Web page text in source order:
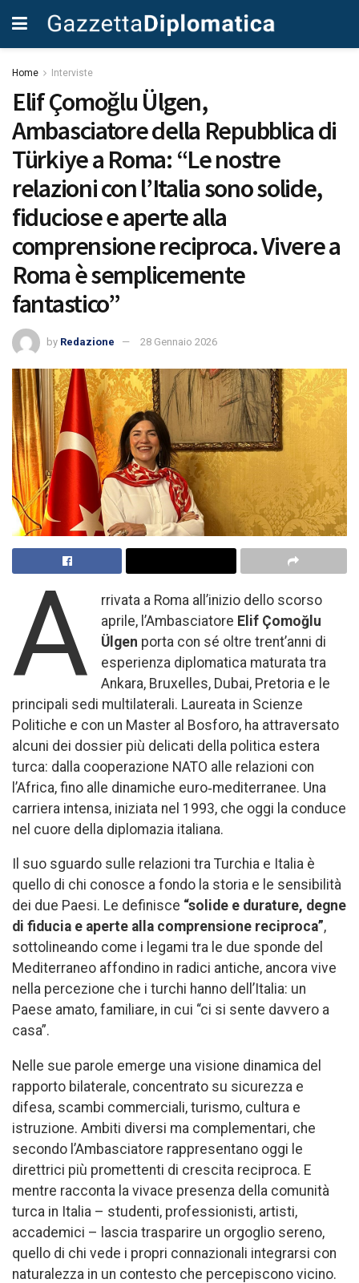
Home Interviste
Elif Çomoğlu Ülgen,
Ambasciatore della Repubblica di
Türkiye a Roma: “Le nostre
relazioni con l’Italia sono solide,
fiduciose e aperte alla
comprensione reciproca. Vivere a
Roma è semplicemente
fantastico”
by Redazione 28 Gennaio 2026
A
rrivata a Roma all’inizio dello scorso
aprile, l’Ambasciatore Elif Çomoğlu
Ülgen porta con sé oltre trent’anni di
esperienza diplomatica maturata tra
Ankara, Bruxelles, Dubai, Pretoria e le
principali sedi multilaterali. Laureata in Scienze
Politiche e con un Master al Bosforo, ha attraversato
alcuni dei dossier più delicati della politica estera
turca: dalla cooperazione NATO alle relazioni con
l’Africa, fino alle dinamiche euro‑mediterranee. Una
carriera intensa, iniziata nel 1993, che oggi la conduce
nel cuore della diplomazia italiana.
Il suo sguardo sulle relazioni tra Turchia e Italia è
quello di chi conosce a fondo la storia e le sensibilità
dei due Paesi. Le definisce “solide e durature, degne
di fiducia e aperte alla comprensione reciproca”,
sottolineando come i legami tra le due sponde del
Mediterraneo affondino in radici antiche, ancora vive
nella percezione che i turchi hanno dell’Italia: un
Paese amato, familiare, in cui “ci si sente davvero a
casa”.
Nelle sue parole emerge una visione dinamica del
rapporto bilaterale, concentrato su sicurezza e
difesa, scambi commerciali, turismo, cultura e
istruzione. Ambiti diversi ma complementari, che
secondo l’Ambasciatore rappresentano oggi le
direttrici più promettenti di crescita reciproca. E
mentre racconta la vivace presenza della comunità
turca in Italia – studenti, professionisti, artisti,
accademici – lascia trasparire un orgoglio sereno,
quello di chi vede i propri connazionali integrarsi con
naturalezza in un contesto che percepiscono vicino.